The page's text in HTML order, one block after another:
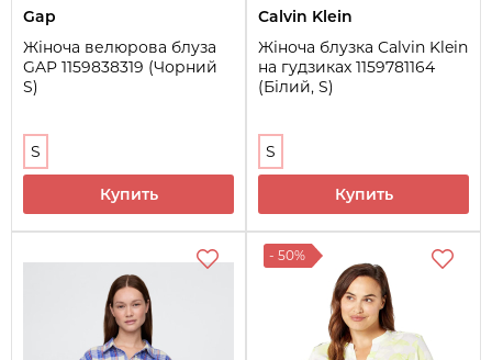
Gap
Жіноча велюрова блуза
GAP 1159838319 (Чорний
S)
S
Купить
Calvin Klein
Жіноча блузка Calvin Klein
на гудзиках 1159781164
(Білий, S)
S
Купить
- 50%